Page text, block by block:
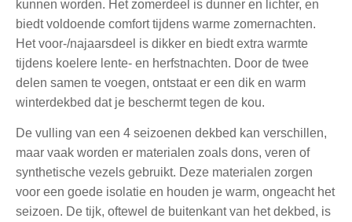
kunnen worden. Het zomerdeel is dunner en lichter, en
biedt voldoende comfort tijdens warme zomernachten.
Het voor-/najaarsdeel is dikker en biedt extra warmte
tijdens koelere lente- en herfstnachten. Door de twee
delen samen te voegen, ontstaat er een dik en warm
winterdekbed dat je beschermt tegen de kou.
De vulling van een 4 seizoenen dekbed kan verschillen,
maar vaak worden er materialen zoals dons, veren of
synthetische vezels gebruikt. Deze materialen zorgen
voor een goede isolatie en houden je warm, ongeacht het
seizoen. De tijk, oftewel de buitenkant van het dekbed, is